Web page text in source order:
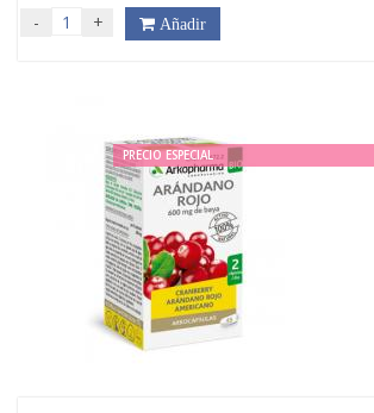
- + Añadir
PRECIO ESPECIAL